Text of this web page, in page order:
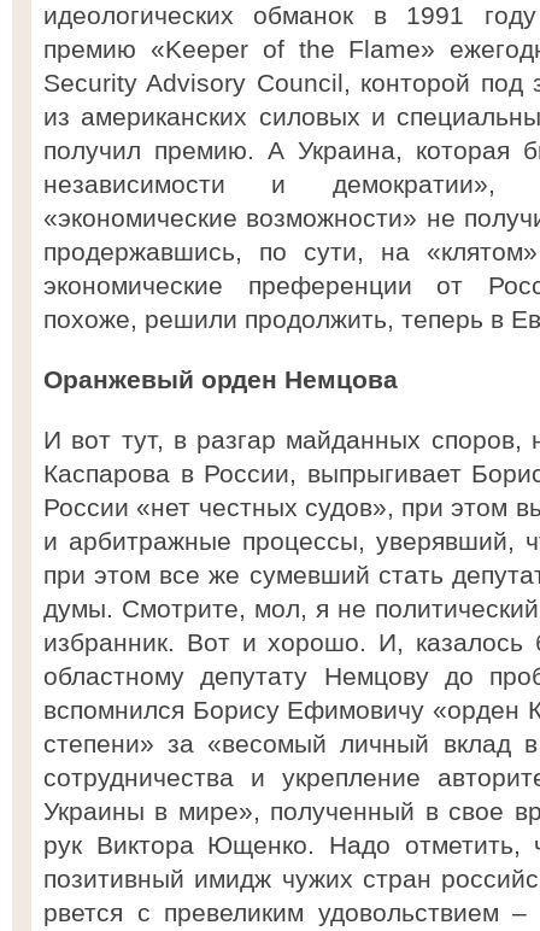
идеологических обманок в 1991
премию «Keeper of the Flame»
Security Advisory Council, конторой под
из американских силовых и
получил премию. А Украина, которая
независимости и
«экономические возможности» не
продержавшись, по сути, на
экономические преференции от
похоже, решили продолжить, теперь в
Оранжевый орден Немцова
И вот тут, в разгар майданных споров,
Каспарова в России, выпрыгивает
России «нет честных судов», при этом
и арбитражные процессы, уверявший,
при этом все же сумевший стать
думы. Смотрите, мол, я не
избранник. Вот и хорошо. И,
областному депутату Немцову до
вспомнился Борису Ефимовичу «орден
степени» за «весомый личный вклад
сотрудничества и укрепление
Украины в мире», полученный в свое
рук Виктора Ющенко. Надо отметить,
позитивный имидж чужих стран
рвется с превеликим удовольствием